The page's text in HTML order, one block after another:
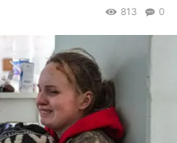
0
813